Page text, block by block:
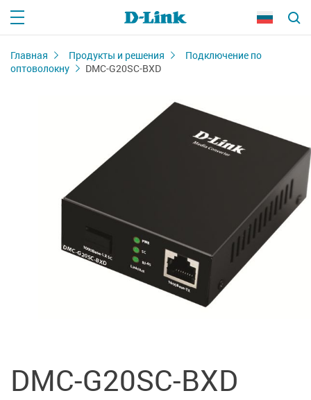
Главная Продукты и решения
Подключение по
оптоволокну
DMC-G20SC-BXD
DMC-G20SC-BXD